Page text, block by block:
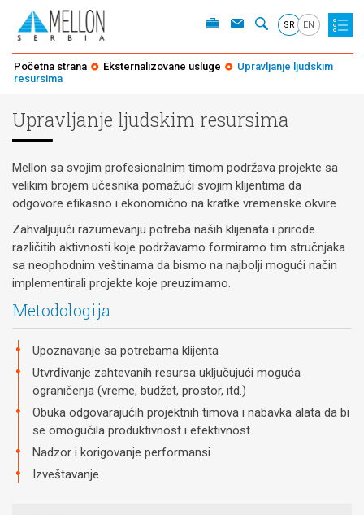
SR EN
Početna strana Eksternalizovane usluge
Upravljanje ljudskim
resursima
Upravljanje ljudskim resursima
Mellon sa svojim profesionalnim timom podržava projekte sa
velikim brojem učesnika pomažući svojim klijentima da
odgovore efikasno i ekonomično na kratke vremenske okvire.
Zahvaljujući razumevanju potreba naših klijenata i prirode
različitih aktivnosti koje podržavamo formiramo tim stručnjaka
sa neophodnim veštinama da bismo na najbolji mogući način
implementirali projekte koje preuzimamo.
Metodologija
Upoznavanje sa potrebama klijenta
Utvrđivanje zahtevanih resursa uključujući moguća
ograničenja (vreme, budžet, prostor, itd.)
Obuka odgovarajućih projektnih timova i nabavka alata da bi
se omogućila produktivnost i efektivnost
Nadzor i korigovanje performansi
Izveštavanje